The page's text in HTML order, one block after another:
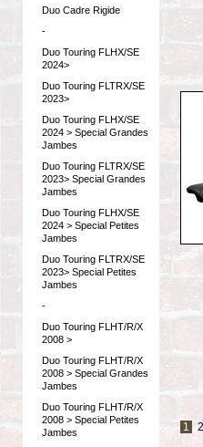
Duo Cadre Rigide
-
Duo Touring FLHX/SE
2024>
Duo Touring FLTRX/SE
2023>
Duo Touring FLHX/SE
2024 > Special Grandes
Jambes
Duo Touring FLTRX/SE
2023> Special Grandes
Jambes
Duo Touring FLHX/SE
2024 > Special Petites
Jambes
Duo Touring FLTRX/SE
2023> Special Petites
Jambes
-
Duo Touring FLHT/R/X
2008 >
Duo Touring FLHT/R/X
2008 > Special Grandes
Jambes
Duo Touring FLHT/R/X
2008 > Special Petites
Jambes
1 2